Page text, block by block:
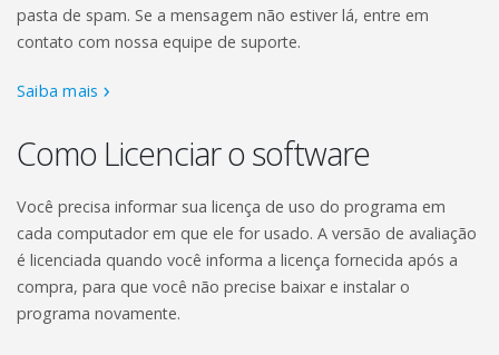
pasta de spam. Se a mensagem não estiver lá, entre em
contato com nossa equipe de suporte.
Saiba mais
Como Licenciar o software
Você precisa informar sua licença de uso do programa em
cada computador em que ele for usado. A versão de avaliação
é licenciada quando você informa a licença fornecida após a
compra, para que você não precise baixar e instalar o
programa novamente.